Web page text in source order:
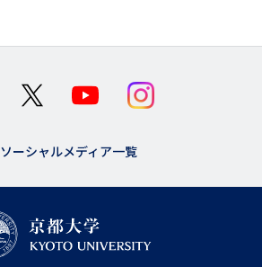
ソーシャルメディア一覧